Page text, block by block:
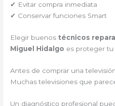
✔ Evitar compra inmediata
✔ Conservar funciones Smart
Elegir buenos técnicos
Miguel Hidalgo es proteger tu
Antes de comprar una
Muchas televisiones que
Un diagnóstico profesional